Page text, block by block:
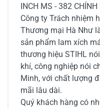
INCH MS - 382
Công ty Trách nhiệm
Thương mại Hà Như
sản phẩm lam xích
thương hiệu STIHL
khí, công nghiệp nói
Minh, với chất lượng
mãi lâu dài.
Quý khách hàng có